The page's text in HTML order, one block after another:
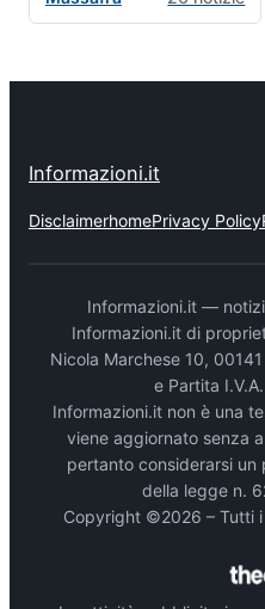
Informazioni.it
DisclaimerhomePrivacy Policy
Informazioni.it —
Informazioni.it di
Nicola Marchese 10,
e Partita
Informazioni.it non è una
viene aggiornato senza
pertanto considerarsi un
della legge n.
Copyright ©2026 – Tutti